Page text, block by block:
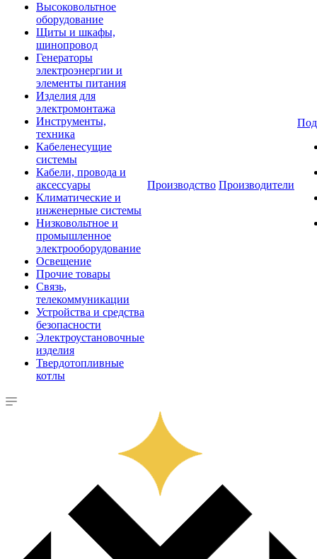
Высоковольтное
оборудование
Щиты и шкафы,
шинопровод
Генераторы
электроэнергии и
элементы питания
Изделия для
электромонтажа
Инструменты,
техника
Кабеленесущие
системы
Кабели, провода и
аксессуары
Климатические и
инженерные системы
Низковольтное и
промышленное
электрооборудование
Освещение
Прочие товары
Связь,
телекоммуникации
Устройства и средства
безопасности
Электроустановочные
изделия
Твердотопливные
котлы
Производство Производители